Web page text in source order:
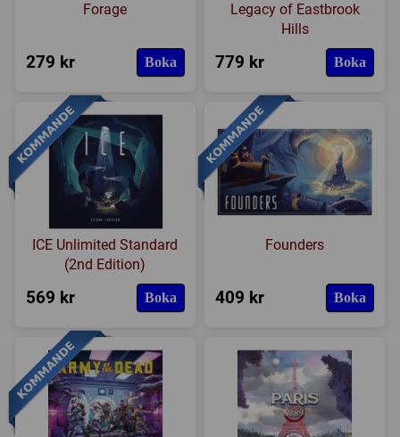
Forage
279 kr Boka
Legacy of Eastbrook
Hills
779 kr Boka
ICE Unlimited Standard
(2nd Edition)
569 kr Boka
Founders
409 kr Boka